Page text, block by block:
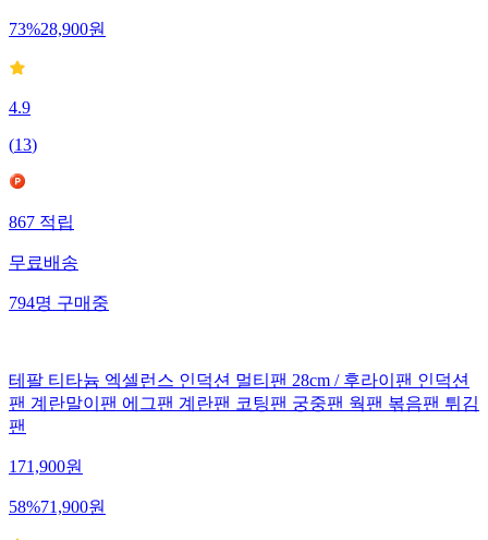
73%28,900원
4.9
(13)
867 적립
무료배송
794명 구매중
테팔 티타늄 엑셀런스 인덕션 멀티팬 28cm / 후라이팬 인덕션
팬 계란말이팬 에그팬 계란팬 코팅팬 궁중팬 웍팬 볶음팬 튀김
팬
171,900원
58%71,900원